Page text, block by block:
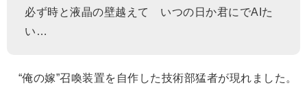
必ず時と液晶の壁越えて いつの日か君にでAIた
い…
“俺の嫁”召喚装置を自作した技術部猛者が現れました。